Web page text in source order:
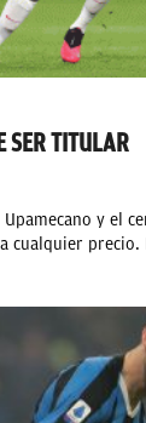
SER TITULAR
Upamecano y el
cualquier precio.